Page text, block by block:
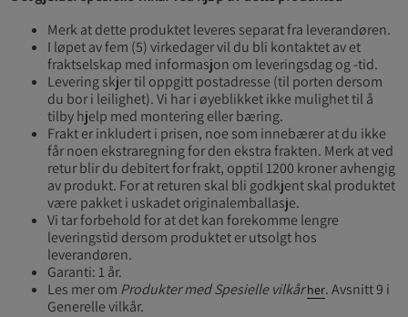
Merk at dette produktet leveres separat fra leverandøren.
I løpet av fem (5) virkedager vil du bli kontaktet av et
fraktselskap med informasjon om leveringsdag og -tid.
Levering skjer til oppgitt postadresse (til porten dersom
du bor i leilighet). Vi har i øyeblikket ikke mulighet til å
tilby hjelp med montering eller bæring.
Frakt er inkludert i prisen, noe som innebærer at du ikke
får noen ekstraregning for den ekstra frakten. Merk at ved
retur blir du debitert for frakt, opptil 1200 kroner avhengig
av produkt. For at returen skal bli godkjent skal produktet
være pakket i uskadet originalemballasje.
Vi tar forbehold for at det kan forekomme lengre
leveringstid dersom produktet er utsolgt hos
leverandøren.
Garanti: 1 år.
Les mer om Produkter med Spesielle vilkår her. Avsnitt 9 i
Generelle vilkår.